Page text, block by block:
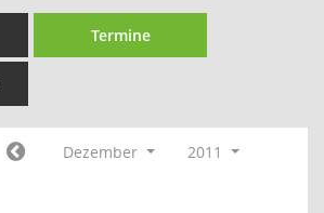
Termine
Dezember
2011